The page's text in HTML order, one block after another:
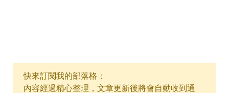
快來訂閱我的部落格：
內容經過精心整理，文章更新後將會自動收到通